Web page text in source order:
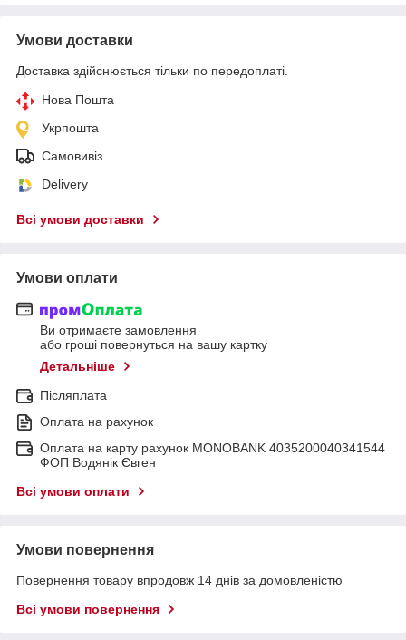
Умови доставки
Доставка здійснюється тільки по передоплаті.
Нова Пошта
Укрпошта
Самовивіз
Delivery
Всі умови доставки
Умови оплати
Ви отримаєте замовлення
або гроші повернуться на вашу картку
Детальніше
Післяплата
Оплата на рахунок
Оплата на карту рахунок MONOBANK 4035200040341544
ФОП Водянік Євген
Всі умови оплати
Умови повернення
Повернення товару впродовж 14 днів за домовленістю
Всі умови повернення